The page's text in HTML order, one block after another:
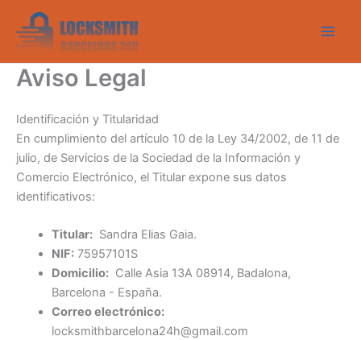
contenido
Aviso Legal
Identificación y Titularidad
En cumplimiento del artículo 10 de la Ley 34/2002, de 11 de
julio, de Servicios de la Sociedad de la Información y
Comercio Electrónico, el Titular expone sus datos
identificativos:
Titular:Sandra Elias Gaia.
NIF:75957101S
Domicilio:Calle Asia 13A 08914, Badalona,
Barcelona - España.
Correo electrónico:
locksmithbarcelona24h@gmail.com